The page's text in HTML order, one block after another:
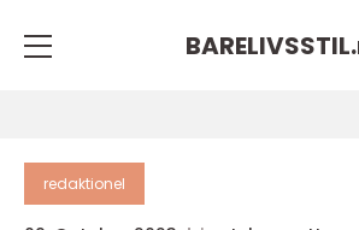
BARELIVSSTIL.
redaktionel